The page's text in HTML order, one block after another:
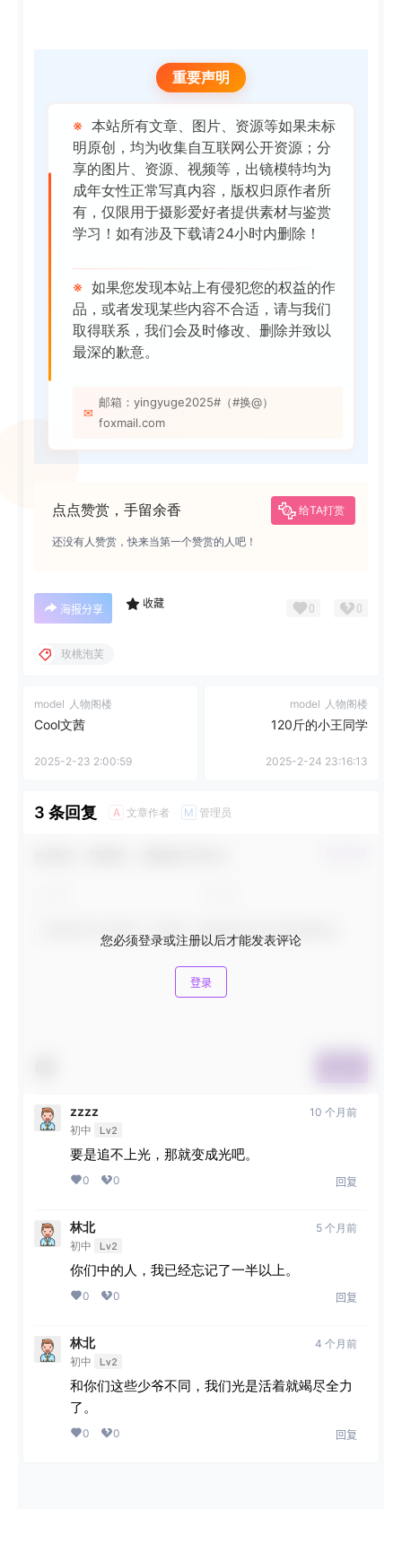
重要声明
※ 本站所有文章、图片、资源等如果未标
明原创，均为收集自互联网公开资源；分
享的图片、资源、视频等，出镜模特均为
成年女性正常写真内容，版权归原作者所
有，仅限用于摄影爱好者提供素材与鉴赏
学习！如有涉及下载请24小时内删除！
※ 如果您发现本站上有侵犯您的权益的作
品，或者发现某些内容不合适，请与我们
取得联系，我们会及时修改、删除并致以
最深的歉意。
✉
邮箱：yingyuge2025#（#换@）
foxmail.com
点点赞赏，手留余香 给TA打赏
还没有人赞赏，快来当第一个赞赏的人吧！
海报分享 收藏 0 0
玫桃泡芙
model 人物阁楼
Cool文茜
2025-2-23 2:00:59
model 人物阁楼
120斤的小王同学
2025-2-24 23:16:13
3 条回复 A 文章作者 M 管理员
您必须登录或注册以后才能发表评论
登录
zzzz
初中 Lv2
10 个月前
要是追不上光，那就变成光吧。
0 0 回复
林北
初中 Lv2
5 个月前
你们中的人，我已经忘记了一半以上。
0 0 回复
林北
初中 Lv2
4 个月前
和你们这些少爷不同，我们光是活着就竭尽全力
了。
0 0 回复